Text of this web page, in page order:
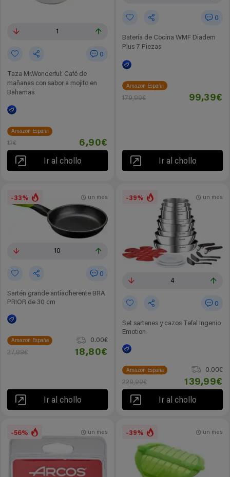
1
0
Taza Mr.Wonderful: Café de
mañanas con sabor a mojito en
Bahamas
Amazon España
12€ 6,90€
Ir al chollo
0
Batería de Cocina WMF Diadem
Plus 7 Piezas
Amazon España
179,99€ 99,39€
Ir al chollo
-33%
10
0
Sartén grande antiadherente BRA
PRIOR de 30 cm
un mes
Amazon España
0.00€
27,89€
18,80€
Ir al chollo
-39%
4
0
Set sartenes y cazos Tefal Ingenio
Emotion
un mes
Amazon España
0.00€
229,99€
139,99€
Ir al chollo
-56% un mes -39% un mes